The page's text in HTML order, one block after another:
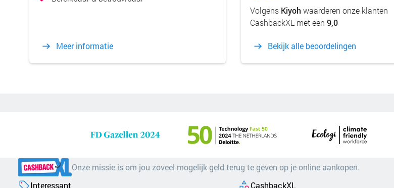
Meer informatie
Volgens Kiyoh waarderen onze klanten
CashbackXL met een9,0
Bekijk alle beoordelingen
Onze missie is om jou zoveel mogelijk geld terug te geven op je online aankopen.
Interessant
CashbackXL